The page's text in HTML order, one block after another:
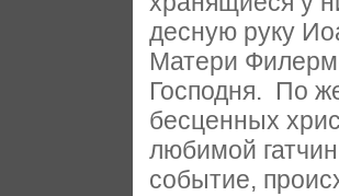
десную руку
Матери
Господня. По
бесценных
любимой
событие,